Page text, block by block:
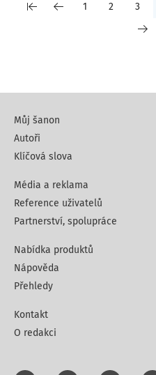
1 2 3
Můj šanon
Autoři
Klíčová slova
Média a reklama
Reference uživatelů
Partnerství, spolupráce
Nabídka produktů
Nápověda
Přehledy
Kontakt
O redakci